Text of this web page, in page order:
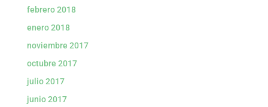
febrero 2018
enero 2018
noviembre 2017
octubre 2017
julio 2017
junio 2017